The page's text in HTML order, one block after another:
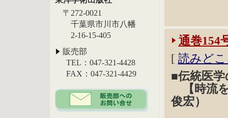
〒272-0021
千葉県市川市八幡
2-16-15-405
販売部
TEL：047-321-4428
FAX：047-321-4429
通巻154
[ 読みど
■伝統医
【時流
俊宏）